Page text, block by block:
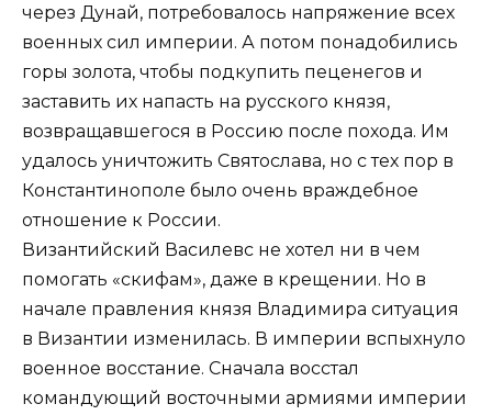
через Дунай, потребовалось напряжение всех
военных сил империи. А потом понадобились
горы золота, чтобы подкупить пеценегов и
заставить их напасть на русского князя,
возвращавшегося в Россию после похода. Им
удалось уничтожить Святослава, но с тех пор в
Константинополе было очень враждебное
отношение к России.
Византийский Василевс не хотел ни в чем
помогать «скифам», даже в крещении. Но в
начале правления князя Владимира ситуация
в Византии изменилась. В империи вспыхнуло
военное восстание. Сначала восстал
командующий восточными армиями империи